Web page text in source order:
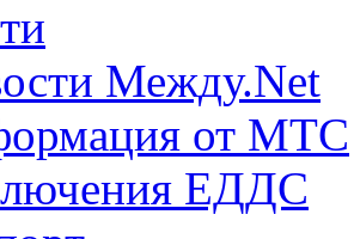
Между.Net
от МТС
ЕДДС